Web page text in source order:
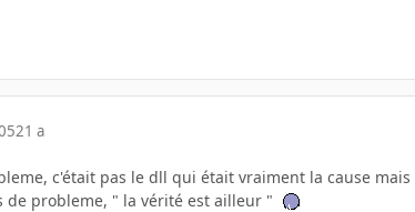
21 a
c'était pas le dll qui était vraiment la cause
de probleme, " la vérité est ailleur "